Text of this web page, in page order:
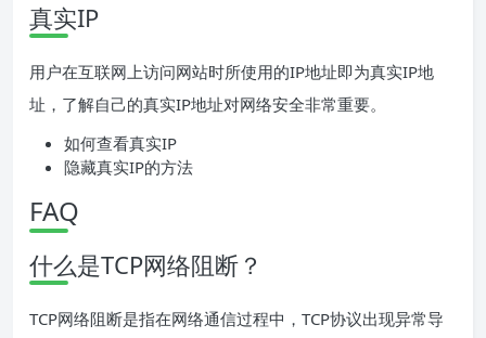
真实IP
用户在互联网上访问网站时所使用的IP地址即为真实IP地
址，了解自己的真实IP地址对网络安全非常重要。
如何查看真实IP
隐藏真实IP的方法
FAQ
什么是TCP网络阻断？
TCP网络阻断是指在网络通信过程中，TCP协议出现异常导